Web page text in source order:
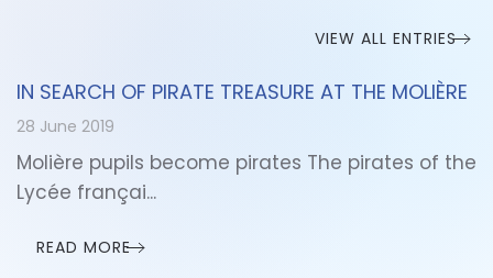
VIEW ALL ENTRIES
IN SEARCH OF PIRATE TREASURE AT THE MOLIÈRE
28 June 2019
Molière pupils become pirates The pirates of the
Lycée françai...
READ MORE